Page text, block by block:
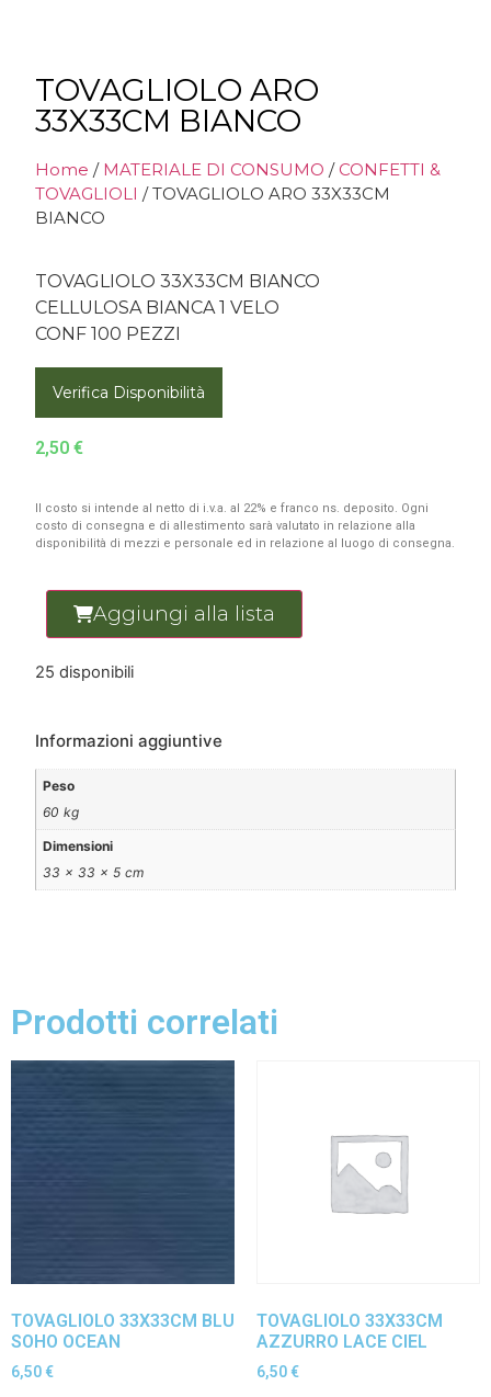
TOVAGLIOLO ARO
33X33CM BIANCO
Home / MATERIALE DI CONSUMO / CONFETTI &
TOVAGLIOLI / TOVAGLIOLO ARO 33X33CM
BIANCO
TOVAGLIOLO 33X33CM BIANCO
CELLULOSA BIANCA 1 VELO
CONF 100 PEZZI
Verifica Disponibilità
2,50 €
Il costo si intende al netto di i.v.a. al 22% e franco ns. deposito. Ogni
costo di consegna e di allestimento sarà valutato in relazione alla
disponibilità di mezzi e personale ed in relazione al luogo di consegna.
Aggiungi alla lista
25 disponibili
Informazioni aggiuntive
Peso
60 kg
Dimensioni
33 × 33 × 5 cm
Prodotti correlati
TOVAGLIOLO 33X33CM BLU
SOHO OCEAN
6,50 €
TOVAGLIOLO 33X33CM
AZZURRO LACE CIEL
6,50 €